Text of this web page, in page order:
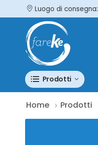
Luogo di consegna:
Prodotti
Home Prodotti